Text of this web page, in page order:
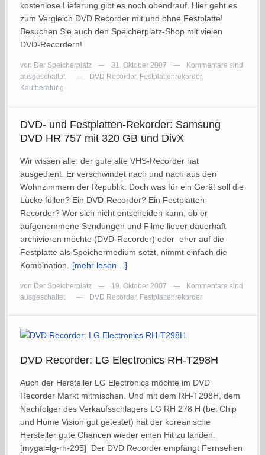
kostenlose Lieferung gibt es noch obendrauf. Hier geht es
zum Vergleich DVD Recorder mit und ohne Festplatte!
Besuchen Sie auch den Speicherplatz-Shop mit vielen
DVD-Recordern!
von Der Speicherplatz — 31. Oktober 2007 —
Kommentare sind
ausgeschaltet
— DVD Recorder, Festplattenrekorder,
Kaufberatung
DVD- und Festplatten-Rekorder: Samsung
DVD HR 757 mit 320 GB und DivX
Wir wissen alle: der gute alte VHS-Recorder hat
ausgedient. Er verschwindet nach und nach aus den
Wohnzimmern der Republik. Doch was für ein Gerät soll die
Lücke füllen? Ein DVD-Recorder? Ein Festplatten-
Recorder? Wer sich nicht entscheiden kann, ob er
aufgenommene Sendungen und Filme lieber dauerhaft
archivieren möchte (DVD-Recorder) oder eher auf die
Festplatte als Speichermedium setzt, nimmt einfach die
Kombination. [mehr lesen…]
von Der Speicherplatz — 19. Oktober 2007 —
Kommentare sind
ausgeschaltet
— DVD Recorder, Festplattenrekorder
DVD Recorder: LG Electronics RH-T298H
Auch der Hersteller LG Electronics möchte im DVD
Recorder Markt mitmischen. Und mit dem RH-T298H, dem
Nachfolger des Verkaufsschlagers LG RH 278 H (bei Chip
und Home Vision gut getestet) hat der koreanische
Hersteller gute Chancen wieder einen Hit zu landen.
[mygal=lg-rh-295] Der DVD Recorder empfängt Fernsehen